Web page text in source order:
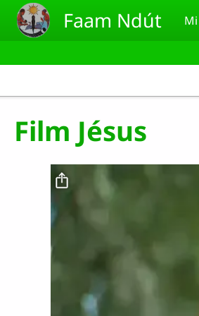
Aller au contenu principal
Faam Ndút
Film Jésus